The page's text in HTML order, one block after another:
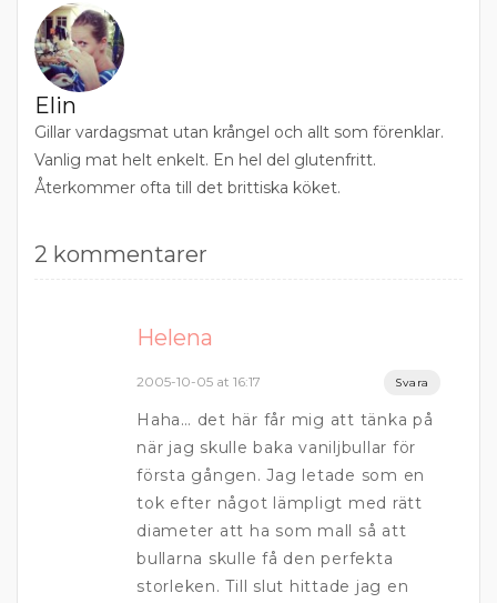
Elin
Gillar vardagsmat utan krångel och allt som förenklar.
Vanlig mat helt enkelt. En hel del glutenfritt.
Återkommer ofta till det brittiska köket.
2 kommentarer
Helena
2005-10-05 at 16:17 Svara
Haha… det här får mig att tänka på
när jag skulle baka vaniljbullar för
första gången. Jag letade som en
tok efter något lämpligt med rätt
diameter att ha som mall så att
bullarna skulle få den perfekta
storleken. Till slut hittade jag en